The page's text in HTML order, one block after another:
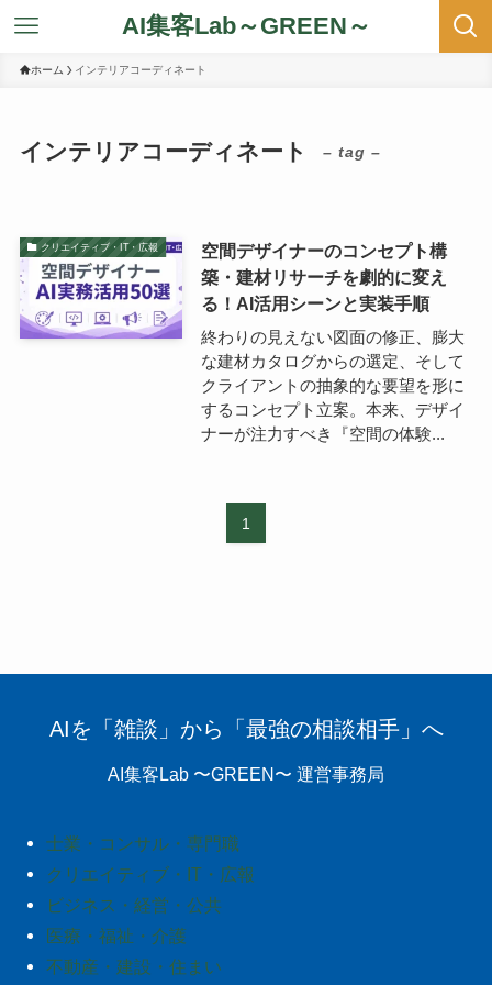
AI集客Lab～GREEN～
ホーム インテリアコーディネート
インテリアコーディネート – tag –
クリエイティブ・IT・広報
空間デザイナーのコンセプト構
築・建材リサーチを劇的に変え
る！AI活用シーンと実装手順
終わりの見えない図面の修正、膨大
な建材カタログからの選定、そして
クライアントの抽象的な要望を形に
するコンセプト立案。本来、デザイ
ナーが注力すべき『空間の体験...
1
AIを「雑談」から「最強の相談相手」へ
AI集客Lab 〜GREEN〜 運営事務局
士業・コンサル・専門職
クリエイティブ・IT・広報
ビジネス・経営・公共
医療・福祉・介護
不動産・建設・住まい